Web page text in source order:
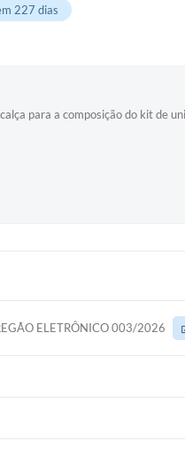
227 dias
para a composição do kit de
ELETRÔNICO 003/2026